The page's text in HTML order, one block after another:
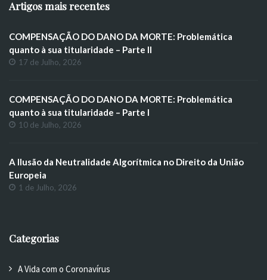
Artigos mais recentes
COMPENSAÇÃO DO DANO DA MORTE: Problemática
quanto à sua titularidade – Parte II
17 de Julho, 2026
COMPENSAÇÃO DO DANO DA MORTE: Problemática
quanto à sua titularidade – Parte I
10 de Julho, 2026
A Ilusão da Neutralidade Algorítmica no Direito da União
Europeia
1 de Julho, 2026
Categorias
A Vida com o Coronavírus